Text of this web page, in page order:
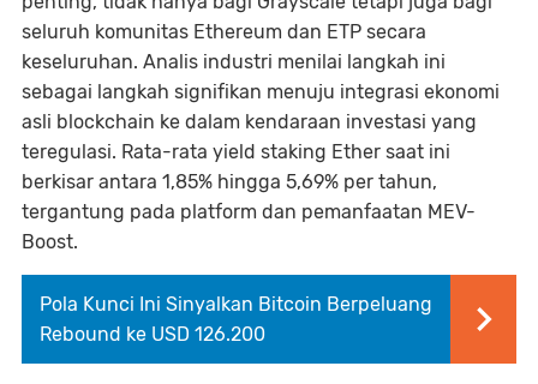
seluruh komunitas Ethereum dan ETP secara
keseluruhan. Analis industri menilai langkah ini
sebagai langkah signifikan menuju integrasi ekonomi
asli blockchain ke dalam kendaraan investasi yang
teregulasi. Rata-rata yield staking Ether saat ini
berkisar antara 1,85% hingga 5,69% per tahun,
tergantung pada platform dan pemanfaatan MEV-
Boost.
Pola Kunci Ini Sinyalkan Bitcoin Berpeluang
Rebound ke USD 126.200